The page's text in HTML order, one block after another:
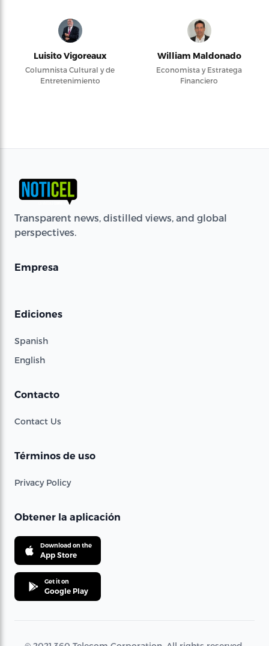
Luisito Vigoreaux
Columnista Cultural y de
Entretenimiento
William Maldonado
Economista y Estratega
Financiero
Transparent news, distilled views, and global
perspectives.
Empresa
Ediciones
Spanish
English
Contacto
Contact Us
Términos de uso
Privacy Policy
Obtener la aplicación
Download on the
App Store
Get it on
Google Play